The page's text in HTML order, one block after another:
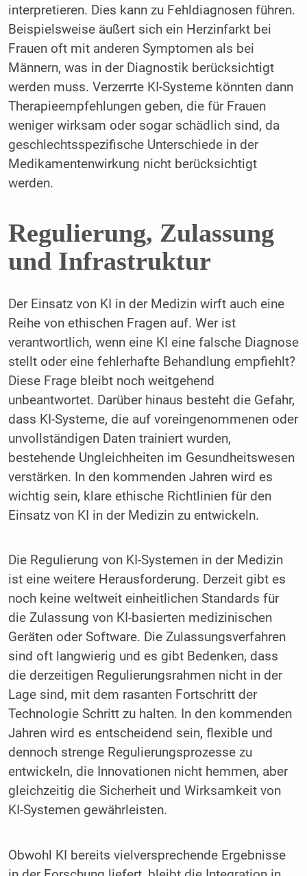
interpretieren. Dies kann zu Fehldiagnosen führen.
Beispielsweise äußert sich ein Herzinfarkt bei
Frauen oft mit anderen Symptomen als bei
Männern, was in der Diagnostik berücksichtigt
werden muss. Verzerrte KI-Systeme könnten dann
Therapieempfehlungen geben, die für Frauen
weniger wirksam oder sogar schädlich sind, da
geschlechtsspezifische Unterschiede in der
Medikamentenwirkung nicht berücksichtigt
werden.
Regulierung, Zulassung
und Infrastruktur
Der Einsatz von KI in der Medizin wirft auch eine
Reihe von ethischen Fragen auf. Wer ist
verantwortlich, wenn eine KI eine falsche Diagnose
stellt oder eine fehlerhafte Behandlung empfiehlt?
Diese Frage bleibt noch weitgehend
unbeantwortet. Darüber hinaus besteht die Gefahr,
dass KI-Systeme, die auf voreingenommenen oder
unvollständigen Daten trainiert wurden,
bestehende Ungleichheiten im Gesundheitswesen
verstärken. In den kommenden Jahren wird es
wichtig sein, klare ethische Richtlinien für den
Einsatz von KI in der Medizin zu entwickeln.
Die Regulierung von KI-Systemen in der Medizin
ist eine weitere Herausforderung. Derzeit gibt es
noch keine weltweit einheitlichen Standards für
die Zulassung von KI-basierten medizinischen
Geräten oder Software. Die Zulassungsverfahren
sind oft langwierig und es gibt Bedenken, dass
die derzeitigen Regulierungsrahmen nicht in der
Lage sind, mit dem rasanten Fortschritt der
Technologie Schritt zu halten. In den kommenden
Jahren wird es entscheidend sein, flexible und
dennoch strenge Regulierungsprozesse zu
entwickeln, die Innovationen nicht hemmen, aber
gleichzeitig die Sicherheit und Wirksamkeit von
KI-Systemen gewährleisten.
Obwohl KI bereits vielversprechende Ergebnisse